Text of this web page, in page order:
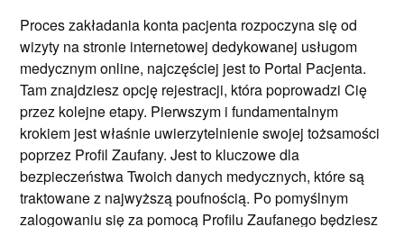
Proces zakładania konta pacjenta rozpoczyna się od
wizyty na stronie internetowej dedykowanej usługom
medycznym online, najczęściej jest to Portal Pacjenta.
Tam znajdziesz opcję rejestracji, która poprowadzi Cię
przez kolejne etapy. Pierwszym i fundamentalnym
krokiem jest właśnie uwierzytelnienie swojej tożsamości
poprzez Profil Zaufany. Jest to kluczowe dla
bezpieczeństwa Twoich danych medycznych, które są
traktowane z najwyższą poufnością. Po pomyślnym
zalogowaniu się za pomocą Profilu Zaufanego będziesz